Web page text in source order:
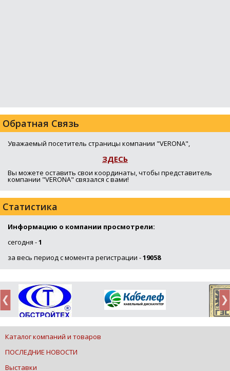
Обратная Связь
Уважаемый посетитель страницы компании "VERONA",
ЗДЕСЬ
Вы можете оставить свои координаты, чтобы представитель
компании "VERONA" связался с вами!
Статистика
Информацию о компании просмотрели:
сегодня -1
за весь период с момента регистрации -19058
Каталог компаний и товаров
ПОСЛЕДНИЕ НОВОСТИ
Выставки